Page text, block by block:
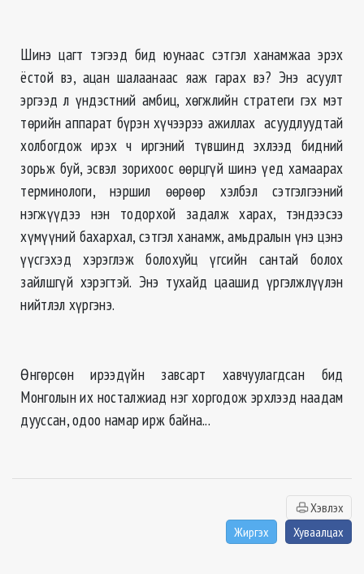
Шинэ цагт тэгээд бид юунаас сэтгэл ханамжаа эрэх
ёстой вэ, ацан шалаанаас яаж гарах вэ? Энэ асуулт
эргээд л үндэстний амбиц, хөгжлийн стратеги гэх мэт
төрийн аппарат бүрэн хүчээрээ ажиллах асуудлуудтай
холбогдож ирэх ч иргэний түвшинд эхлээд бидний
зорьж буй, эсвэл зорихоос өөрцгүй шинэ үед хамаарах
терминологи, нэршил өөрөөр хэлбэл сэтгэлгээний
нэгжүүдээ нэн тодорхой задалж харах, тэндээсээ
хүмүүний бахархал, сэтгэл ханамж, амьдралын үнэ цэнэ
үүсгэхэд хэрэглэж болохуйц үгсийн сантай болох
зайлшгүй хэрэгтэй. Энэ тухайд цаашид үргэлжлүүлэн
нийтлэл хүргэнэ.
Өнгөрсөн ирээдүйн завсарт хавчуулагдсан бид
Монголын их носталжиад нэг хоргодож эрхлээд наадам
дууссан, одоо намар ирж байна...
Хэвлэх
Жиргэх
Хуваалцах